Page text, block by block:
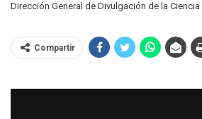
Dirección General de Divulgación de la Ciencia
Compartir